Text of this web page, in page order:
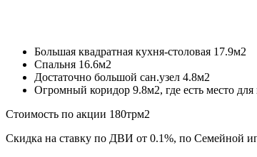
Большая квадратная кухня-столовая 17.9м2
Спальня 16.6м2
Достаточно большой сан.узел 4.8м2
Огромный коридор 9.8м2, где есть место
Стоимость по акции 180трм2
Скидка на ставку по ДВИ от 0.1%, по Семейной